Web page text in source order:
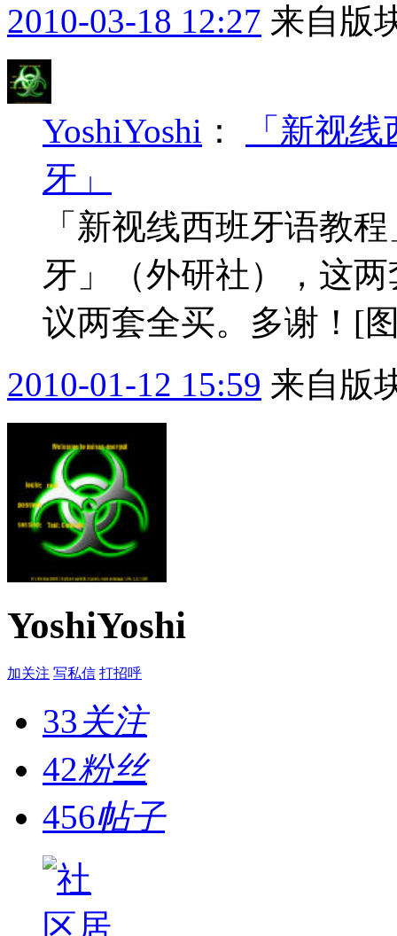
2010-03-18 12:27 来自版
YoshiYoshi ：
「新视
牙」
「新视线西班牙语教
牙」（外研社），这
议两套全买。多谢！[
2010-01-12 15:59 来自版
YoshiYoshi
加关注 写私信 打招呼
33关注
42粉丝
456帖子